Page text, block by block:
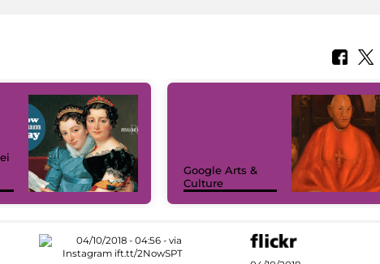
Google Arts &
Culture